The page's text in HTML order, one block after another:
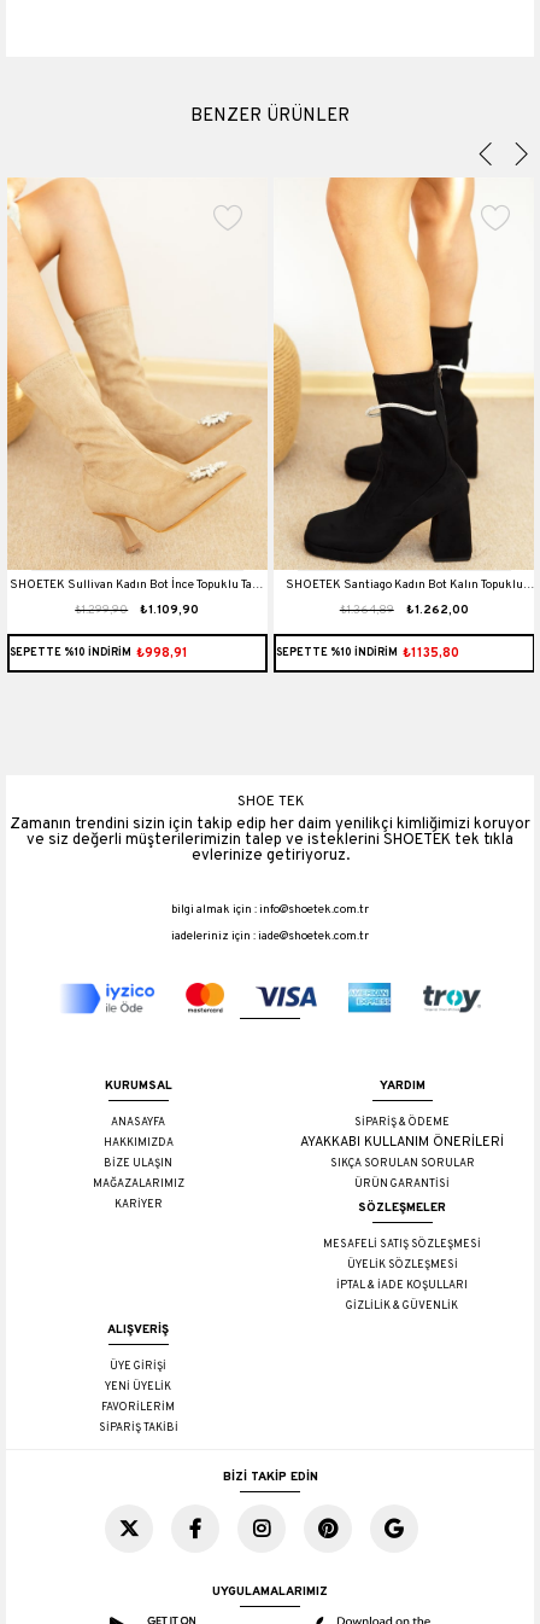
BENZER ÜRÜNLER
SHOETEK Sullivan Kadın Bot İnce Topuklu Taşlı
Ten Süet₺1.109,90
₺1.299,90
SEPETTE %10 İNDİRİM ₺998,91
SHOETEK Santiago Kadın Bot Kalın Topuklu
Taşlı Siyah Süet
₺1.262,00
₺1.364,89
SEPETTE %10 İNDİRİM ₺1135,80
SHOE TEK
Zamanın trendini sizin için takip edip her daim yenilikçi kimliğimizi koruyor
ve siz değerli müşterilerimizin talep ve isteklerini SHOETEK tek tıkla
evlerinize getiriyoruz.
bilgi almak için :info@shoetek.com.tr
iadeleriniz için :iade@shoetek.com.tr
KURUMSAL
ANASAYFA
HAKKIMIZDA
BİZE ULAŞIN
MAĞAZALARIMIZ
KARİYER
YARDIM
SİPARİŞ & ÖDEME
AYAKKABI KULLANIM ÖNERİLERİ
SIKÇA SORULAN SORULAR
ÜRÜN GARANTİSİ
SÖZLEŞMELER
MESAFELİ SATIŞ SÖZLEŞMESİ
ÜYELİK SÖZLEŞMESİ
İPTAL & İADE KOŞULLARI
GİZLİLİK & GÜVENLİK
ALIŞVERİŞ
ÜYE GİRİŞİ
YENİ ÜYELİK
FAVORİLERİM
SİPARİŞ TAKİBİ
BİZİ TAKİP EDİN
UYGULAMALARIMIZ